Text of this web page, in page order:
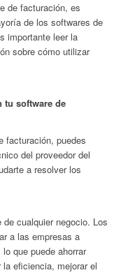
de facturación, es
de los softwares de
importante leer la
sobre cómo utilizar
tu software de
facturación, puedes
del proveedor del
a resolver los
cualquier negocio. Los
a las empresas a
que puede ahorrar
eficiencia, mejorar el